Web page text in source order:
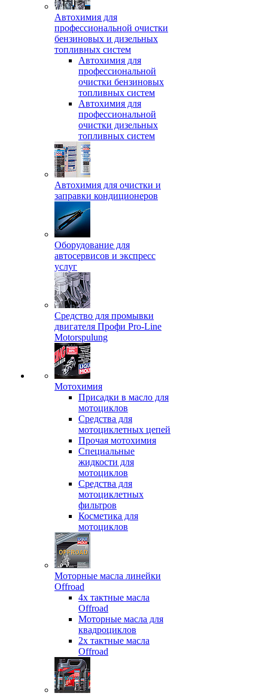
Автохимия для
профессиональной очистки
бензиновых и дизельных
топливных систем
Автохимия для
профессиональной
очистки бензиновых
топливных систем
Автохимия для
профессиональной
очистки дизельных
топливных систем
Автохимия для очистки и
заправки кондиционеров
Оборудование для
автосервисов и экспресс
услуг
Средство для промывки
двигателя Профи Pro-Line
Motorspulung
Мотохимия
Присадки в масло для
мотоциклов
Средства для
мотоциклетных цепей
Прочая мотохимия
Специальные
жидкости для
мотоциклов
Средства для
мотоциклетных
фильтров
Косметика для
мотоциклов
Моторные масла линейки
Offroad
4х тактные масла
Offroad
Моторные масла для
квадроциклов
2х тактные масла
Offroad